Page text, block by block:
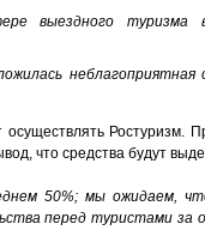
выездного туризма
неблагоприятная
Ростуризм.
что средства будут
50%; мы ожидаем,
перед туристами